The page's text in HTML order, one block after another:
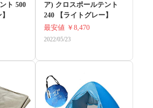
ト 500
ア) クロスポールテント
240 【ライトグレー】
最安値 ￥8,470
2022/05/23